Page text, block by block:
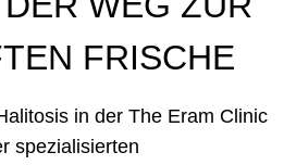
FRISCHE
in der The Eram Clinic
spezialisierten